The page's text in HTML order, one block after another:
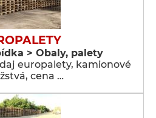
> Obaly, palety
europalety, kamionové
cena …